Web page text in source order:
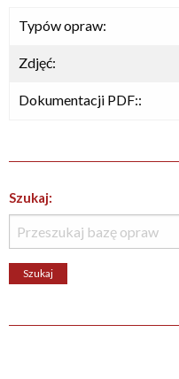
Typów opraw:
Zdjęć:
Dokumentacji PDF::
Szukaj: